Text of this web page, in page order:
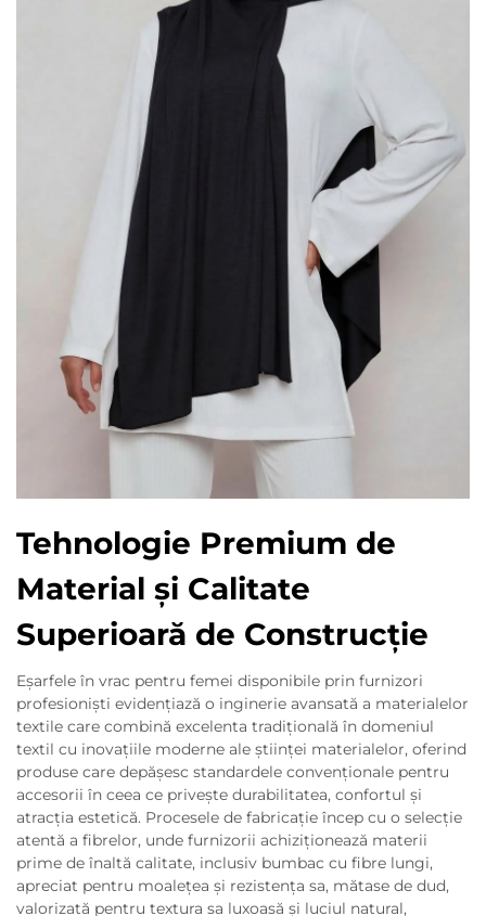
Tehnologie Premium de
Material și Calitate
Superioară de Construcție
Eșarfele în vrac pentru femei disponibile prin furnizori
profesioniști evidențiază o inginerie avansată a materialelor
textile care combină excelenta tradițională în domeniul
textil cu inovațiile moderne ale științei materialelor, oferind
produse care depășesc standardele convenționale pentru
accesorii în ceea ce privește durabilitatea, confortul și
atracția estetică. Procesele de fabricație încep cu o selecție
atentă a fibrelor, unde furnizorii achiziționează materii
prime de înaltă calitate, inclusiv bumbac cu fibre lungi,
apreciat pentru moalețea și rezistența sa, mătase de dud,
valorizată pentru textura sa luxoasă și luciul natural,